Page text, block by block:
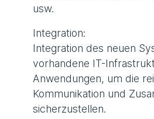
usw.
Integration:
Integration des neuen
vorhandene IT-
Anwendungen, um die
Kommunikation und
sicherzustellen.